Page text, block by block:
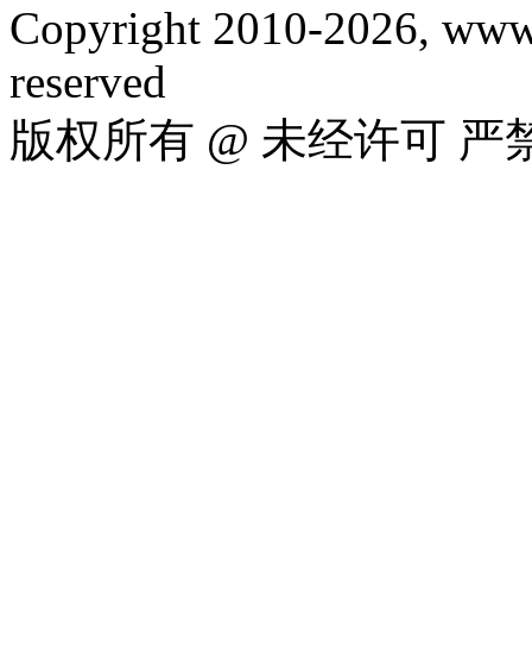
Copyright 2010-2026,
reserved
版权所有 @ 未经许可 严